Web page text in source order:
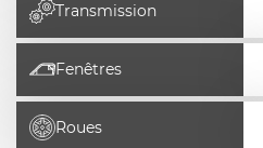
Transmission
Fenêtres
Roues